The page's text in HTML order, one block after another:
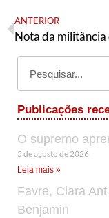
ANTERIOR
Publicações
O supremo
5 de agosto de 2026
Leia mais »
Favre, Clara
Benjamin